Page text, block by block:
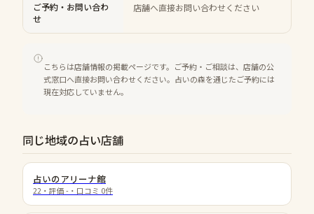
ご予約・お問い合わ
せ
店舗へ直接お問い合わせください
こちらは店舗情報の掲載ページです。ご予約・ご相談は、店舗の公
式窓口へ直接お問い合わせください。占いの森を通じたご予約には
現在対応していません。
同じ地域の占い店舗
占いのアリーナ館
22 ・評価 - ・口コミ 0件